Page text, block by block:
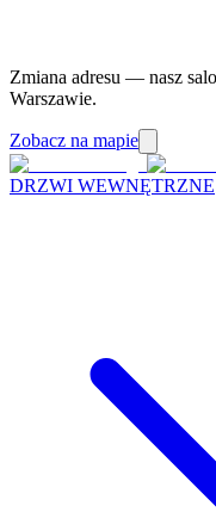
Zmiana adresu — nasz
Warszawie.
Zobacz na mapie
DRZWI WEWNĘTRZNE